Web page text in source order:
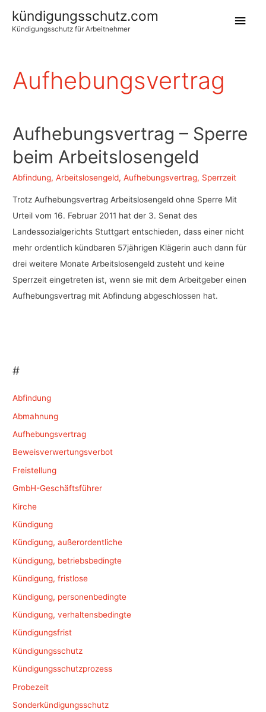
kündigungsschutz.com
Kündigungsschutz für Arbeitnehmer
Aufhebungsvertrag
Aufhebungsvertrag – Sperre
beim Arbeitslosengeld
Abfindung,Arbeitslosengeld,Aufhebungsvertrag, Sperrzeit
Trotz Aufhebungsvertrag Arbeitslosengeld ohne Sperre Mit
Urteil vom 16. Februar 2011 hat der 3. Senat des
Landessozialgerichts Stuttgart entschieden, dass einer nicht
mehr ordentlich kündbaren 57jährigen Klägerin auch dann für
drei weitere Monate Arbeitslosengeld zusteht und keine
Sperrzeit eingetreten ist, wenn sie mit dem Arbeitgeber einen
Aufhebungsvertrag mit Abfindung abgeschlossen hat.
#
Abfindung
Abmahnung
Aufhebungsvertrag
Beweisverwertungsverbot
Freistellung
GmbH-Geschäftsführer
Kirche
Kündigung
Kündigung, außerordentliche
Kündigung, betriebsbedingte
Kündigung, fristlose
Kündigung, personenbedingte
Kündigung, verhaltensbedingte
Kündigungsfrist
Kündigungsschutz
Kündigungsschutzprozess
Probezeit
Sonderkündigungsschutz